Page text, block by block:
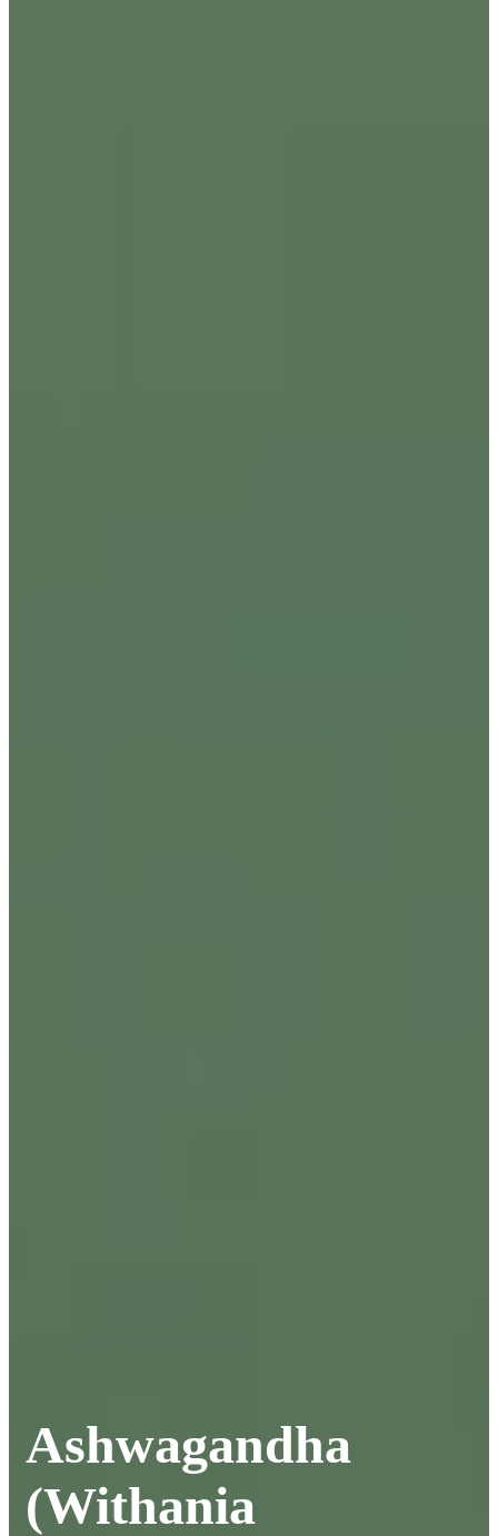
Ashwagandha
(Withania